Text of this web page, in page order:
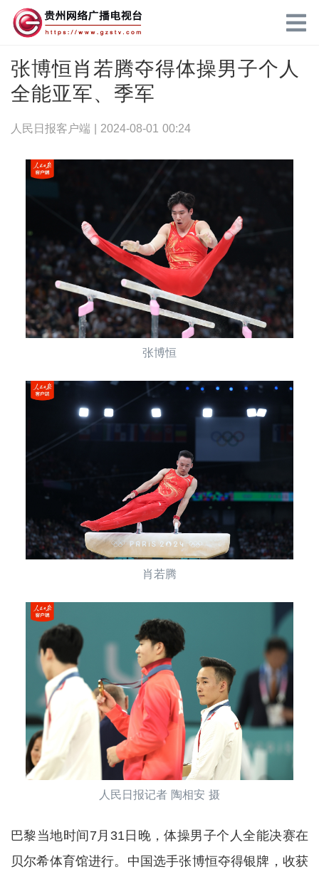
张博恒肖若腾夺得体操男子个人
全能亚军、季军
人民日报客户端 | 2024-08-01 00:24
张博恒
肖若腾
人民日报记者 陶相安 摄
巴黎当地时间7月31日晚，体操男子个人全能决赛在
贝尔希体育馆进行。中国选手张博恒夺得银牌，收获